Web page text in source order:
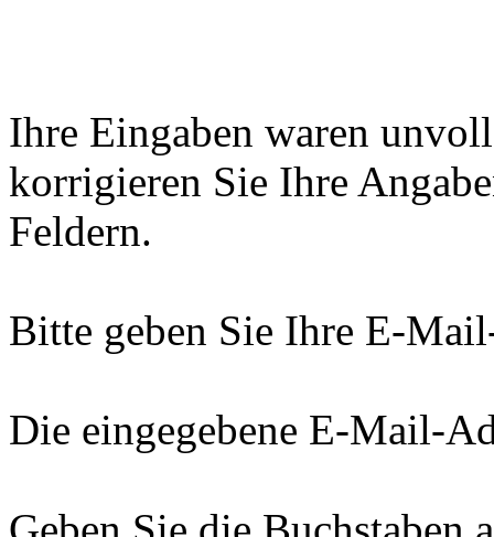
Ihre Eingaben waren
korrigieren Sie Ihre
Feldern.
Bitte geben Sie Ihre E-
Die eingegebene E-Mail-